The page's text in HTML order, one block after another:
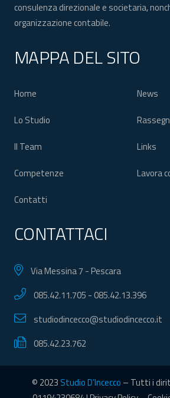
consulenza direzionale e societaria,
organizzazione contabile.
MAPPA DEL SITO
Home
Lo Studio
Il Team
Competenze
Contatti
News
Links
Lavora
CONTATTACI
Via Messina 7 - Pescara
085.42.11.705 -085.42.13.396
studiodincecco@studiodincecco.it
085.42.23.762
© 2023 Studio D’Incecco – Tutti i